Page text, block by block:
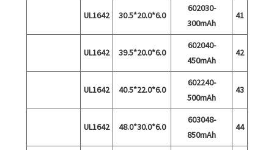
41
602030-
300mAh
6.0*20.0*30.5
UL1642
42
602040-
450mAh
6.0*20.0*39.5
UL1642
43
602240-
500mAh
6.0*22.0*40.5
UL1642
44
603048-
850mAh
6.0*30.0*48.0
UL1642